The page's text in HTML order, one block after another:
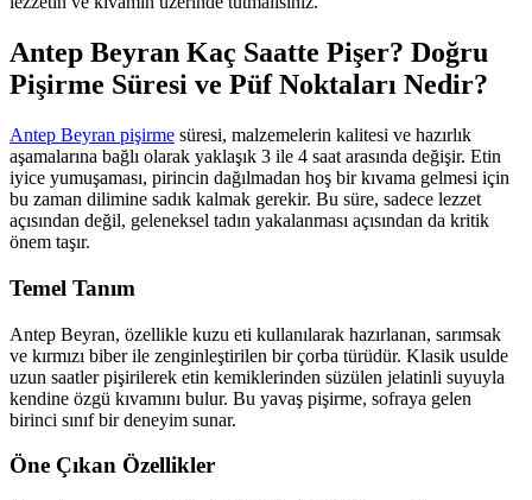
Antep Beyran Kaç Saatte Pişer? Doğru
Pişirme Süresi ve Püf Noktaları Nedir?
Antep Beyran pişirme süresi, malzemelerin kalitesi ve hazırlık
aşamalarına bağlı olarak yaklaşık 3 ile 4 saat arasında değişir. Etin
iyice yumuşaması, pirincin dağılmadan hoş bir kıvama gelmesi için
bu zaman dilimine sadık kalmak gerekir. Bu süre, sadece lezzet
açısından değil, geleneksel tadın yakalanması açısından da kritik
önem taşır.
Temel Tanım
Antep Beyran, özellikle kuzu eti kullanılarak hazırlanan, sarımsak
ve kırmızı biber ile zenginleştirilen bir çorba türüdür. Klasik usulde
uzun saatler pişirilerek etin kemiklerinden süzülen jelatinli suyuyla
kendine özgü kıvamını bulur. Bu yavaş pişirme, sofraya gelen
birinci sınıf bir deneyim sunar.
Öne Çıkan Özellikler